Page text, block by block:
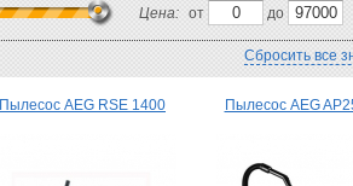
Цена: от до
Сбросить все
Пылесос AEG RSE 1400 Пылесос AEG